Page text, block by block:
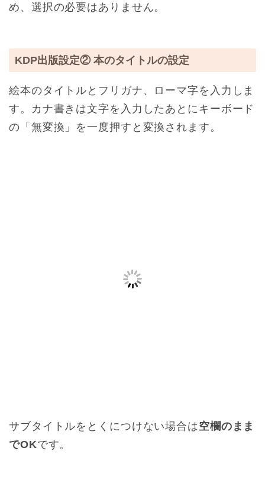
め、選択の必要はありません。
KDP出版設定② 本のタイトルの設定
絵本のタイトルとフリガナ、ローマ字を入力しま
す。カナ書きは文字を入力したあとにキーボード
の「無変換」を一度押すと変換されます。
サブタイトルをとくにつけない場合は空欄のまま
でOKです。